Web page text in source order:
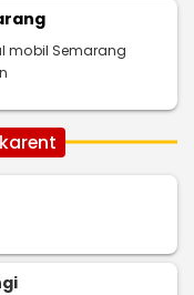
mobil Semarang